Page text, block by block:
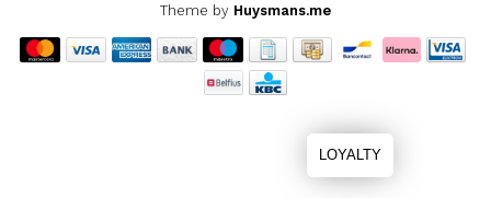
Theme by Huysmans.me
LOYALTY